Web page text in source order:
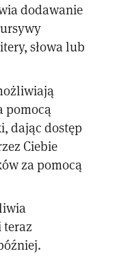
dodawanie
słowa lub
pomocą
dając dostęp
Ciebie
za pomocą
teraz